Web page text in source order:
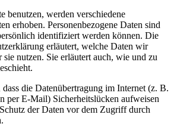
benutzen, werden verschiedene
erhoben. Personenbezogene Daten sind
identifiziert werden können. Die
erläutert, welche Daten wir
nutzen. Sie erläutert auch, wie und zu
die Datenübertragung im Internet (z. B.
per E-Mail) Sicherheitslücken aufweisen
der Daten vor dem Zugriff durch